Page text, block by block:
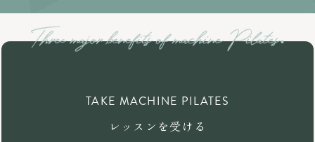
TAKE MACHINE PILATES
レッスンを受ける